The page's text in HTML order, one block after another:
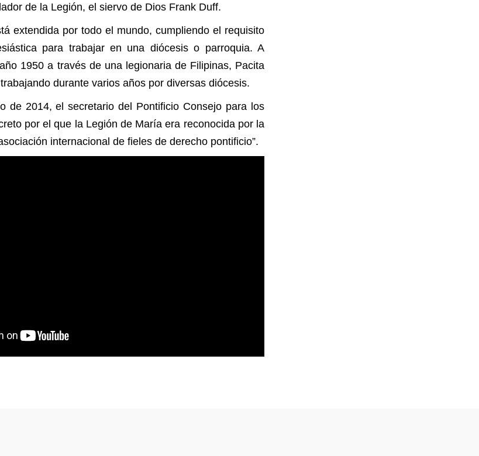
de la Legión, el siervo de Dios Frank Duff.
extendida por todo el mundo, cumpliendo el requisito
para trabajar en una diócesis o parroquia. A
1950 a través de una legionaria de Filipinas, Pacita
durante varios años por diversas diócesis.
de 2014, el secretario del Pontificio Consejo para los
por el que la Legión de María era reconocida por la
internacional de fieles de derecho pontificio”.